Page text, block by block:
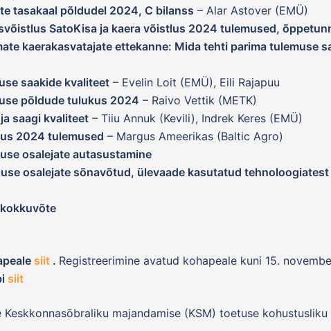
tasakaal põldudel 2024, C bilanss – Alar Astover (EMÜ)
SatoKisa ja kaera võistlus 2024 tulemused,
kaerakasvatajate ettekanne: Mida tehti parima tulemuse
saakide kvaliteet – Evelin Loit (EMÜ), Eili Rajapuu
põldude tulukus 2024 – Raivo Vettik (METK)
saagi kvaliteet – Tiiu Annuk (Kevili), Indrek Keres (EMÜ)
2024 tulemused – Margus Ameerikas (Baltic Agro)
osalejate autasustamine
osalejate sõnavõtud, ülevaade kasutatud tehnoloogiatest
siit . Registreerimine avatud kohapeale kuni 15.
siit
Keskkonnasõbraliku majandamise (KSM) toetuse